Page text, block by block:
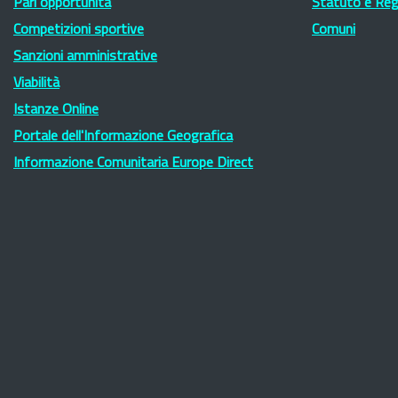
Pari opportunità
Competizioni sportive
Sanzioni amministrative
Viabilità
Istanze Online
Portale dell'Informazione Geografica
Informazione Comunitaria Europe Direct
Statuto e
Comuni